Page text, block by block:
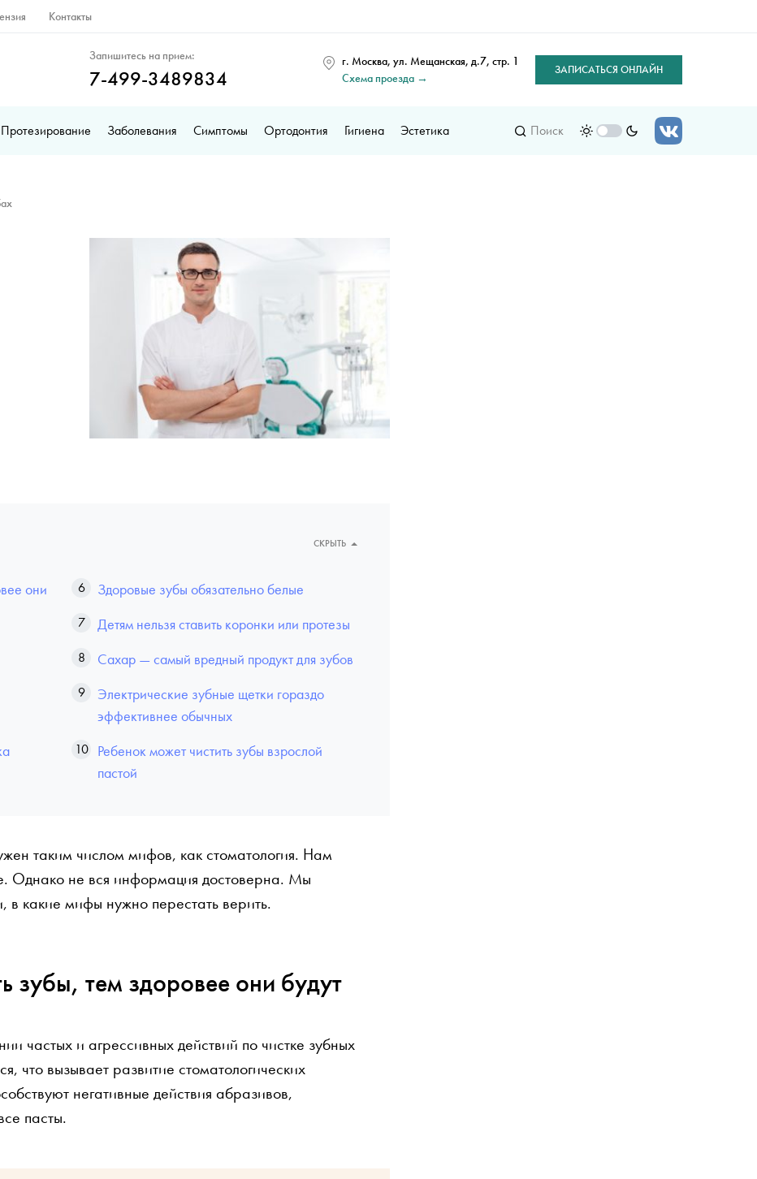
Контакты
Запишитесь на прием:
7-499-3489834
г. Москва, ул. Мещанская, д.7, стр. 1
Схема проезда →
ЗАПИСАТЬСЯ ОНЛАЙН
Протезирование Заболевания Симптомы Ортодонтия Гигиена Эстетика Поиск
СКРЫТЬ
они
Здоровые зубы обязательно белые
Детям нельзя ставить коронки или протезы
Сахар — самый вредный продукт для зубов
Электрические зубные щетки гораздо
эффективнее обычных
Ребенок может чистить зубы взрослой
пастой
таким числом мифов, как стоматология. Нам
Однако не вся информация достоверна. Мы
в какие мифы нужно перестать верить.
зубы, тем здоровее они будут
частых и агрессивных действий по чистке зубных
что вызывает развитие стоматологических
негативные действия абразивов,
пасты.